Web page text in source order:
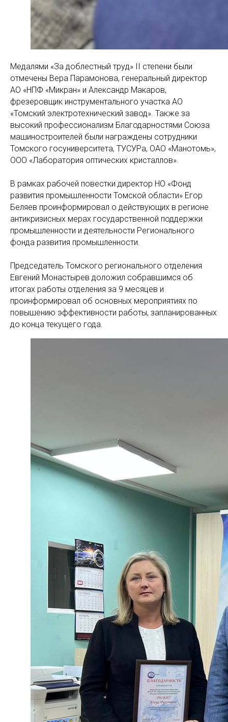
Медалями «За доблестный труд» II степени были
отмечены Вера Парамонова, генеральный директор
АО «НПФ «Микран» и Александр Макаров,
фрезеровщик инструментального участка АО
«Томский электротехнический завод». Также за
высокий профессионализм Благодарностями Союза
машиностроителей были награждены сотрудники
Томского госуниверситета, ТУСУРа, ОАО «Манотомь»,
ООО «Лаборатория оптических кристаллов».
В рамках рабочей повестки директор НО «Фонд
развития промышленности Томской области» Егор
Беляев проинформировал о действующих в регионе
антикризисных мерах государственной поддержки
промышленности и деятельности Регионального
фонда развития промышленности.
Председатель Томского регионального отделения
Евгений Монастырев доложил собравшимся об
итогах работы отделения за 9 месяцев и
проинформировал об основных мероприятиях по
повышению эффективности работы, запланированных
до конца текущего года.